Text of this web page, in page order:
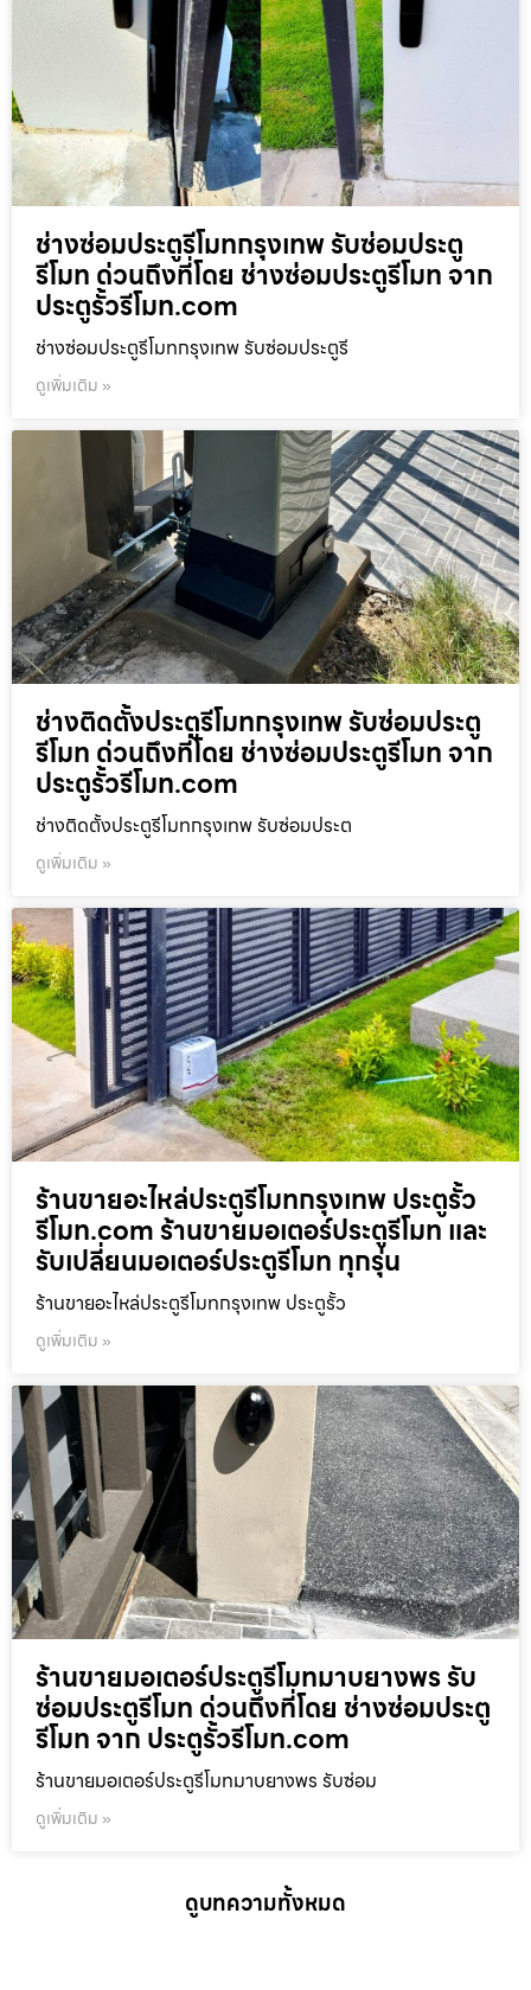
ช่างซ่อมประตูรีโมทกรุงเทพ รับซ่อมประตู
รีโมท ด่วนถึงที่โดย ช่างซ่อมประตูรีโมท จาก
ประตูรั้วรีโมท.com
ช่างซ่อมประตูรีโมทกรุงเทพ รับซ่อมประตูรี
ดูเพิ่มเติม »
ช่างติดตั้งประตูรีโมทกรุงเทพ รับซ่อมประตู
รีโมท ด่วนถึงที่โดย ช่างซ่อมประตูรีโมท จาก
ประตูรั้วรีโมท.com
ช่างติดตั้งประตูรีโมทกรุงเทพ รับซ่อมประต
ดูเพิ่มเติม »
ร้านขายอะไหล่ประตูรีโมทกรุงเทพ ประตูรั้ว
รีโมท.com ร้านขายมอเตอร์ประตูรีโมท และ
รับเปลี่ยนมอเตอร์ประตูรีโมท ทุกรุ่น
ร้านขายอะไหล่ประตูรีโมทกรุงเทพ ประตูรั้ว
ดูเพิ่มเติม »
ร้านขายมอเตอร์ประตูรีโมทมาบยางพร รับ
ซ่อมประตูรีโมท ด่วนถึงที่โดย ช่างซ่อมประตู
รีโมท จาก ประตูรั้วรีโมท.com
ร้านขายมอเตอร์ประตูรีโมทมาบยางพร รับซ่อม
ดูเพิ่มเติม »
ดูบทความทั้งหมด